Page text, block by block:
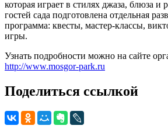
которая играет в стилях джаза, блюза
гостей сада подготовлена отдельная
программа: квесты, мастер-классы,
игры.
Узнать подробности можно на сайте
http://www.mosgor-park.ru
Поделиться ссылкой